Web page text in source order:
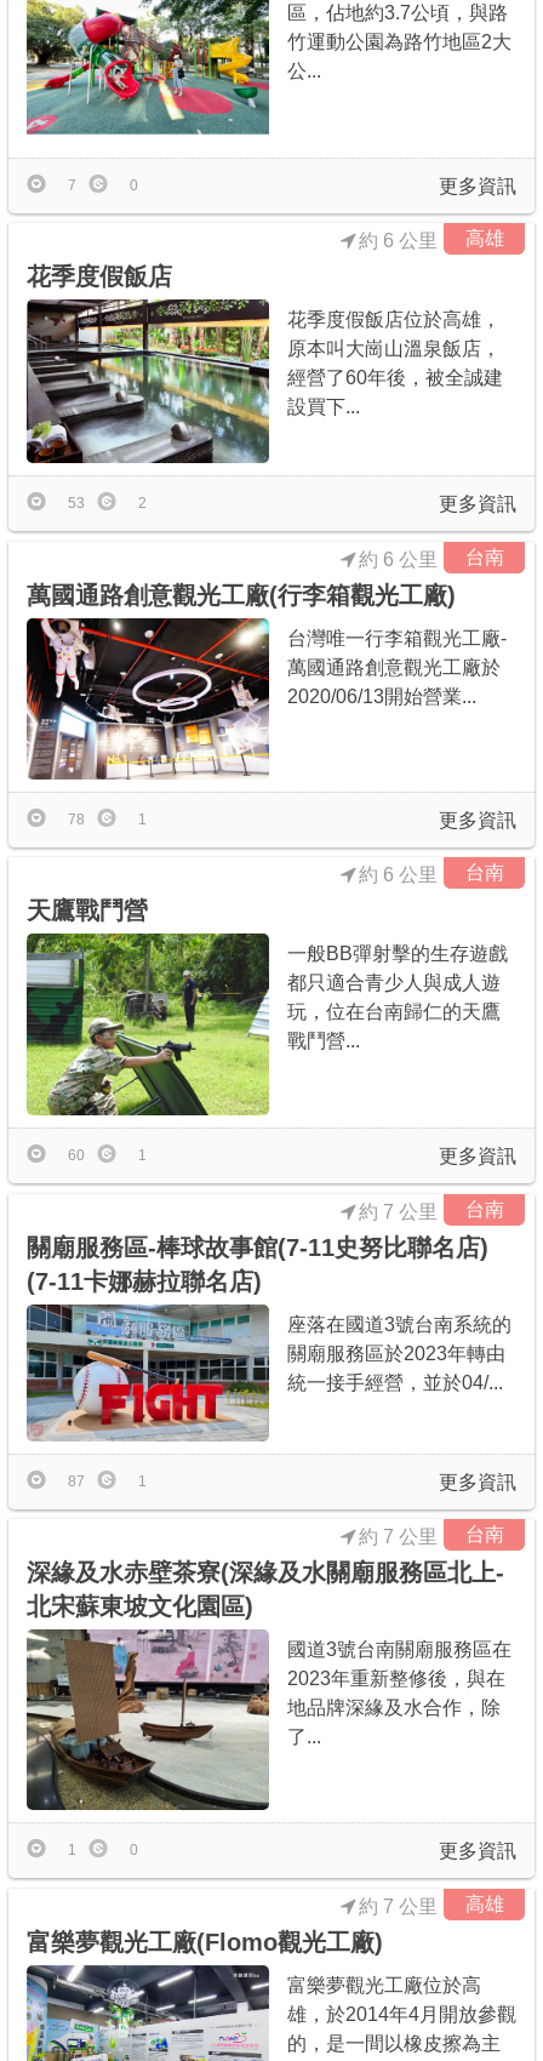
區，佔地約3.7公頃，與路
竹運動公園為路竹地區2大
公...
更多資訊
7 0
高雄
花季度假飯店
約 6 公里
花季度假飯店位於高雄，
原本叫大崗山溫泉飯店，
經營了60年後，被全誠建
設買下...
更多資訊
53 2
台南
萬國通路創意觀光工廠(行李箱觀光工廠)
約 6 公里
台灣唯一行李箱觀光工廠-
萬國通路創意觀光工廠於
2020/06/13開始營業...
更多資訊
78 1
台南
天鷹戰鬥營
約 6 公里
一般BB彈射擊的生存遊戲
都只適合青少人與成人遊
玩，位在台南歸仁的天鷹
戰鬥營...
更多資訊
60 1
台南
關廟服務區-棒球故事館(7-11史努比聯名店)
(7-11卡娜赫拉聯名店)
約 7 公里
座落在國道3號台南系統的
關廟服務區於2023年轉由
統一接手經營，並於04/...
更多資訊
87 1
台南
深緣及水赤壁茶寮(深緣及水關廟服務區北上-
北宋蘇東坡文化園區)
約 7 公里
國道3號台南關廟服務區在
2023年重新整修後，與在
地品牌深緣及水合作，除
了...
更多資訊
1 0
高雄
富樂夢觀光工廠(Flomo觀光工廠)
約 7 公里
富樂夢觀光工廠位於高
雄，於2014年4月開放參觀
的，是一間以橡皮擦為主